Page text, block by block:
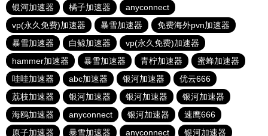
银河加速器
橘子加速器
anyconnect
vp(永久免费)加速器
暴雪加速器
免费海外pvn加速器
暴雪加速器
白鲸加速器
vp(永久免费)加速器
hammer加速器
暴雪加速器 青柠加速器
蜜蜂加速器
哇哇加速器
abc加速器 银河加速器
优云666
荔枝加速器
银河加速器 银河加速器
银河加速器
海鸥加速器
anyconnect 银河加速器
速鹰666
原子加速器
暴雪加速器 anyconnect 银河加速器